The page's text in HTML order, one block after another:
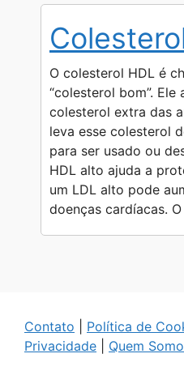
O colesterol HDL é
“colesterol bom”. Ele
colesterol extra das
leva esse colesterol
para ser usado ou
HDL alto ajuda a
um LDL alto pode
doenças cardíacas.
Contato Política de
Privacidade
Quem